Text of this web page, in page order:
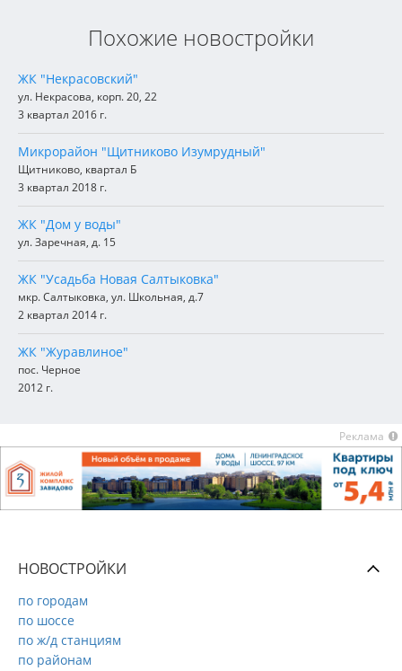
Похожие новостройки
ЖК "Некрасовский"
ул. Некрасова, корп. 20, 22
3 квартал 2016 г.
Микрорайон "Щитниково Изумрудный"
Щитниково, квартал Б
3 квартал 2018 г.
ЖК "Дом у воды"
ул. Заречная, д. 15
ЖК "Усадьба Новая Салтыковка"
мкр. Салтыковка, ул. Школьная, д.7
2 квартал 2014 г.
ЖК "Журавлиное"
пос. Черное
2012 г.
Реклама
НОВОСТРОЙКИ
по городам
по шоссе
по ж/д станциям
по районам